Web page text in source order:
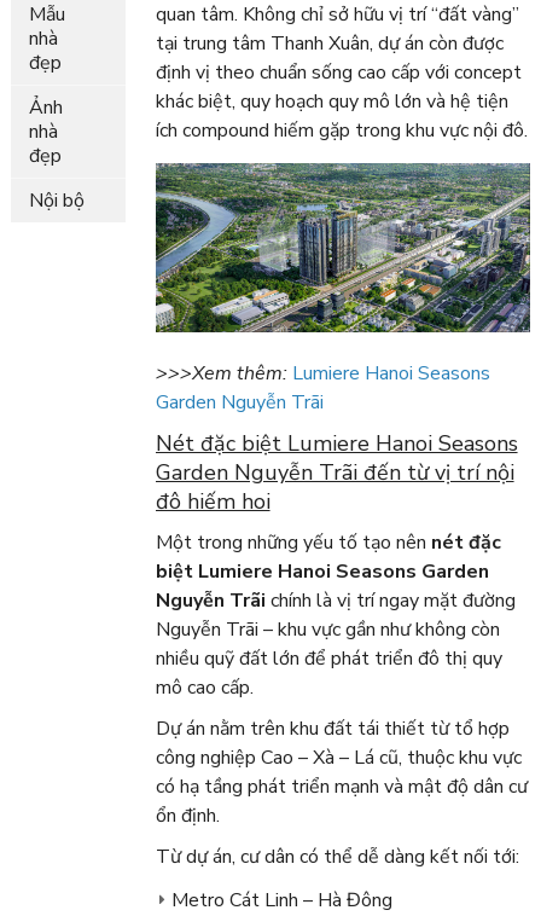
Mẫu
nhà
đẹp
Ảnh
nhà
đẹp
Nội bộ
quan tâm. Không chỉ sở hữu vị trí “đất vàng”
tại trung tâm Thanh Xuân, dự án còn được
định vị theo chuẩn sống cao cấp với concept
khác biệt, quy hoạch quy mô lớn và hệ tiện
ích compound hiếm gặp trong khu vực nội đô.
>>>Xem thêm: Lumiere Hanoi Seasons
Garden Nguyễn Trãi
Nét đặc biệt Lumiere Hanoi Seasons
Garden Nguyễn Trãi đến từ vị trí nội
đô hiếm hoi
Một trong những yếu tố tạo nên nét đặc
biệt Lumiere Hanoi Seasons Garden
Nguyễn Trãi chính là vị trí ngay mặt đường
Nguyễn Trãi – khu vực gần như không còn
nhiều quỹ đất lớn để phát triển đô thị quy
mô cao cấp.
Dự án nằm trên khu đất tái thiết từ tổ hợp
công nghiệp Cao – Xà – Lá cũ, thuộc khu vực
có hạ tầng phát triển mạnh và mật độ dân cư
ổn định.
Từ dự án, cư dân có thể dễ dàng kết nối tới:
Metro Cát Linh – Hà Đông